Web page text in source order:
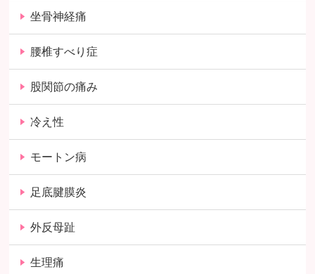
坐骨神経痛
腰椎すべり症
股関節の痛み
冷え性
モートン病
足底腱膜炎
外反母趾
生理痛